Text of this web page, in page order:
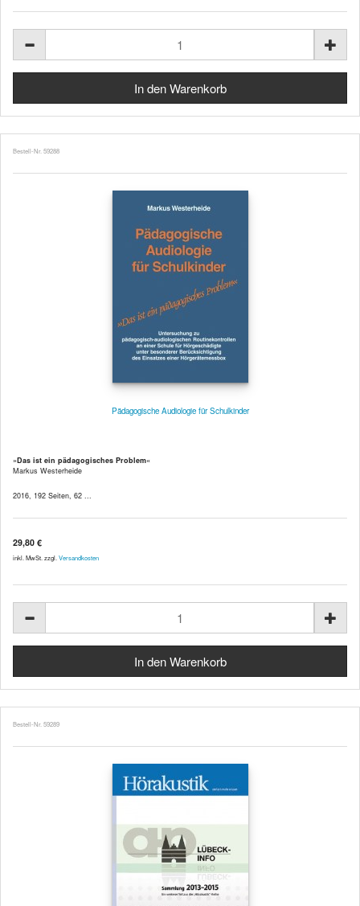
Bestell-Nr. 59288
Pädagogische Audiologie für Schulkinder
»Das ist ein pädagogisches Problem«
Markus Westerheide
2016, 192 Seiten, 62 ...
29,80 €
inkl. MwSt. zzgl. Versandkosten
Bestell-Nr. 59289